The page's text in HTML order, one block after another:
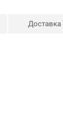
Доставка